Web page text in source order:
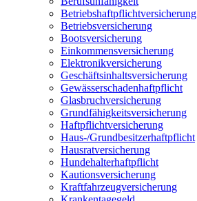
Betriebshaftpflichtversicherung
Betriebsversicherung
Bootsversicherung
Einkommensversicherung
Elektronikversicherung
Geschäftsinhaltsversicherung
Gewässerschadenhaftpflicht
Glasbruchversicherung
Grundfähigkeitsversicherung
Haftpflichtversicherung
Haus-/Grundbesitzerhaftpflicht
Hausratversicherung
Hundehalterhaftpflicht
Kautionsversicherung
Kraftfahrzeugversicherung